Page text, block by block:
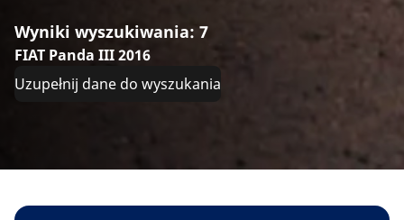
Wyniki wyszukiwania: 7
FIAT Panda III 2016
Uzupełnij dane do wyszukania